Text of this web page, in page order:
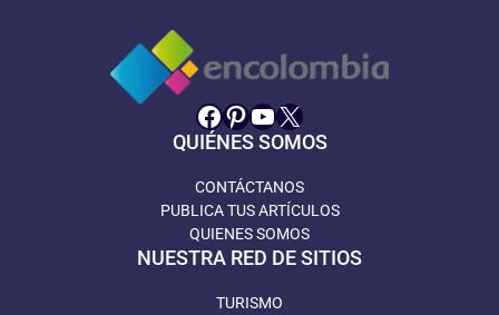
Facebook
Pinterest
YouTube
X
QUIÉNES SOMOS
CONTÁCTANOS
PUBLICA TUS ARTÍCULOS
QUIENES SOMOS
NUESTRA RED DE SITIOS
TURISMO